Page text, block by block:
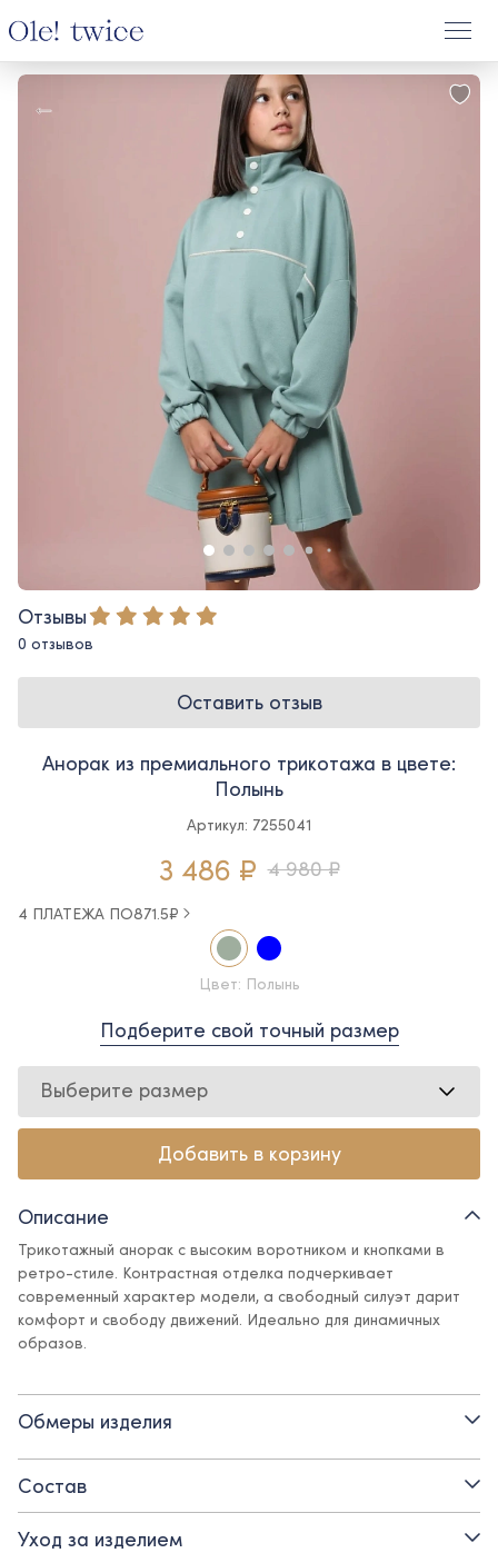
Отзывы
0 отзывов
Оставить отзыв
Анорак из премиального трикотажа в цвете:
Полынь
Артикул: 7255041
3 486 ₽ 4 980 ₽
4 ПЛАТЕЖА ПО871.5₽
Цвет: Полынь
Подберите свой точный размер
Выберите размер
Добавить в корзину
Описание
Трикотажный анорак с высоким воротником и кнопками в
ретро-стиле. Контрастная отделка подчеркивает
современный характер модели, а свободный силуэт дарит
комфорт и свободу движений. Идеально для динамичных
образов.
Детали:
- воротник на кнопках
- контрастная отделка на груди
- свободный крой
Обмеры изделия
Состав
Уход за изделием